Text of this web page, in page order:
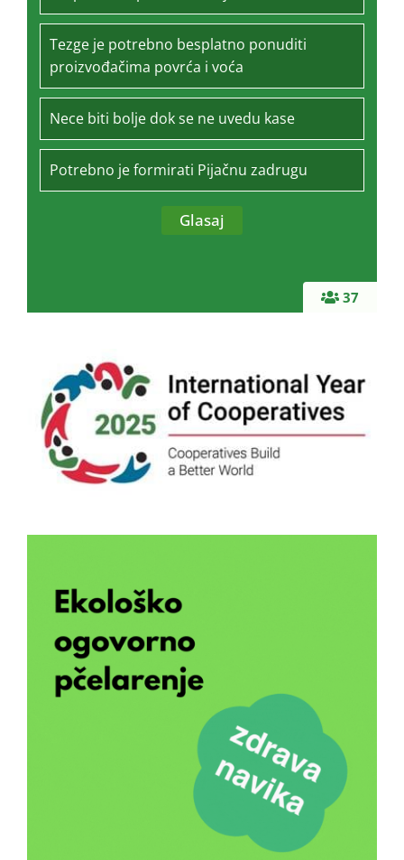
37
Tezge je potrebno besplatno ponuditi
proizvođačima povrća i voća
Nece biti bolje dok se ne uvedu kase
Potrebno je formirati Pijačnu zadrugu